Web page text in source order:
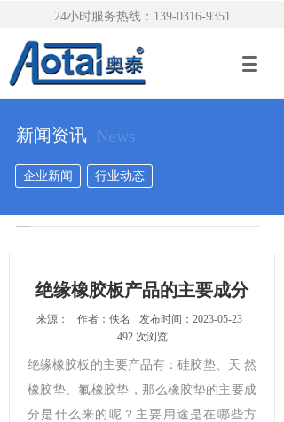
24小时服务热线：139-0316-9351
News
企业新闻 行业动态
新闻资讯
绝缘橡胶板产品的主要成分
来源： 作者： 佚名 发布时间： 2023-05-23
492 次浏览
绝缘橡胶板的主要产品有：硅胶垫、天 然
橡胶垫、氟橡胶垫，那么橡胶垫的主要成
分是什么来的呢？主要用途是在哪些方